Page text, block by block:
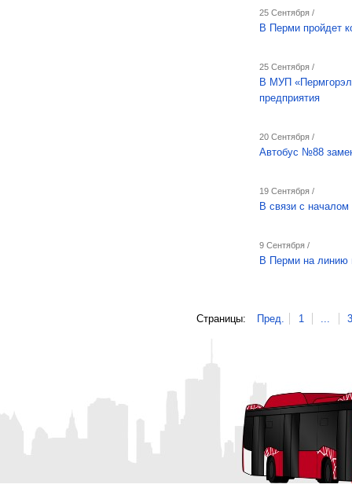
25 Сентября /
В Перми пройдет
25 Сентября /
В МУП
предприятия
20 Сентября /
Автобус №88
19 Сентября /
В связи с
9 Сентября /
В Перми на линию
Страницы: Пред. 1